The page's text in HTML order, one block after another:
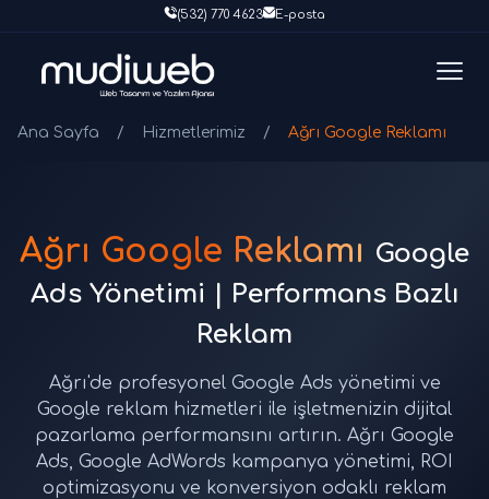
(532) 770 4623 E-posta
Ana Sayfa / Hizmetlerimiz / Ağrı Google Reklamı
Ağrı Google Reklamı Google
Ads Yönetimi | Performans Bazlı
Reklam
Ağrı'de profesyonel Google Ads yönetimi ve
Google reklam hizmetleri ile işletmenizin dijital
pazarlama performansını artırın. Ağrı Google
Ads, Google AdWords kampanya yönetimi, ROI
optimizasyonu ve konversiyon odaklı reklam